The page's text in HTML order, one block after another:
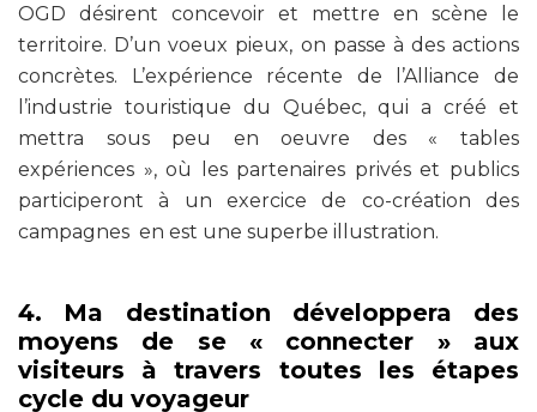
OGD désirent concevoir et mettre en scène le
territoire. D’un voeux pieux, on passe à des actions
concrètes. L’expérience récente de l’Alliance de
l’industrie touristique du Québec, qui a créé et
mettra sous peu en oeuvre des « tables
expériences », où les partenaires privés et publics
participeront à un exercice de co-création des
campagnes en est une superbe illustration.
4. Ma destination développera des
moyens de se « connecter » aux
visiteurs à travers toutes les étapes
cycle du voyageur